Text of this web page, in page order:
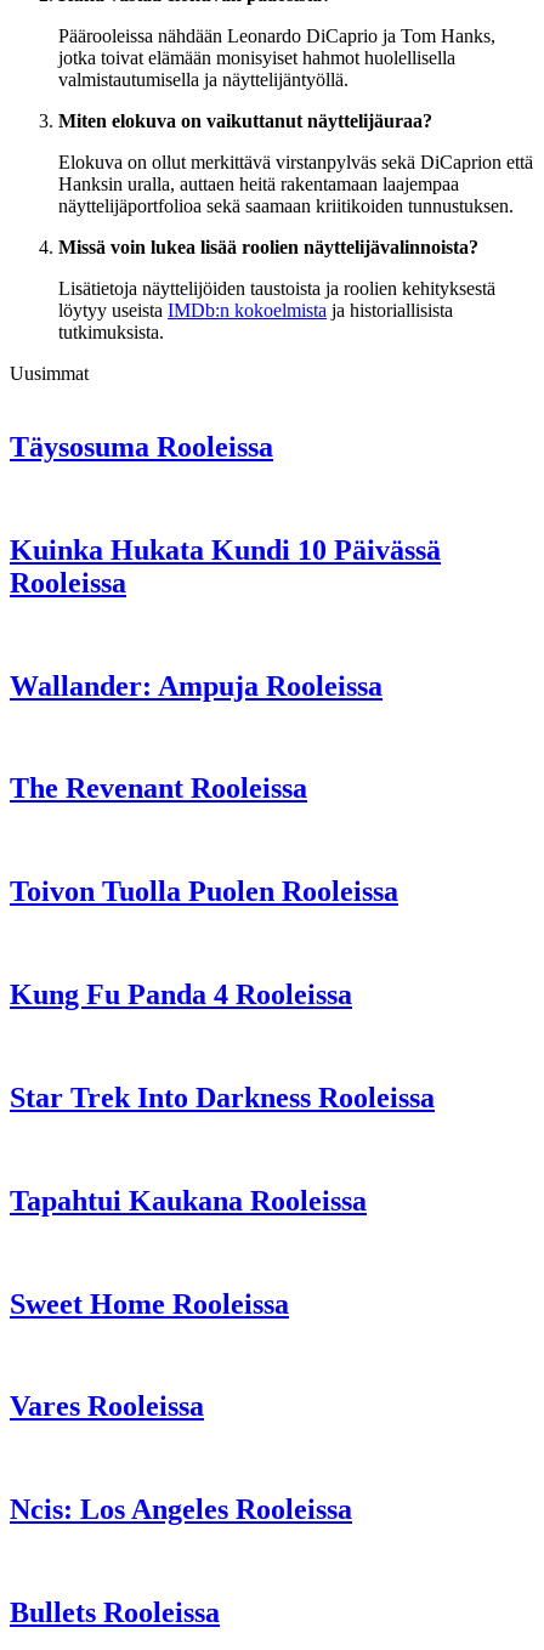
Päärooleissa nähdään Leonardo DiCaprio ja Tom Hanks,
jotka toivat elämään monisyiset hahmot huolellisella
valmistautumisella ja näyttelijäntyöllä.
Miten elokuva on vaikuttanut näyttelijäuraa?
Elokuva on ollut merkittävä virstanpylväs sekä DiCaprion että
Hanksin uralla, auttaen heitä rakentamaan laajempaa
näyttelijäportfolioa sekä saamaan kriitikoiden tunnustuksen.
Missä voin lukea lisää roolien näyttelijävalinnoista?
Lisätietoja näyttelijöiden taustoista ja roolien kehityksestä
löytyy useista IMDb:n kokoelmista ja historiallisista
tutkimuksista.
Uusimmat
Täysosuma Rooleissa
Kuinka Hukata Kundi 10 Päivässä
Rooleissa
Wallander: Ampuja Rooleissa
The Revenant Rooleissa
Toivon Tuolla Puolen Rooleissa
Kung Fu Panda 4 Rooleissa
Star Trek Into Darkness Rooleissa
Tapahtui Kaukana Rooleissa
Sweet Home Rooleissa
Vares Rooleissa
Ncis: Los Angeles Rooleissa
Bullets Rooleissa